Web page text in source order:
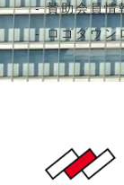
賛助会員情
ロゴダウン